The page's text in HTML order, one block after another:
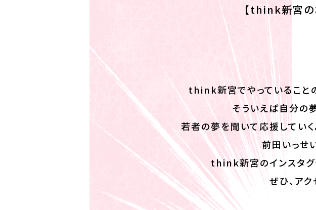
【think新宮の
think新宮でやっていること
そういえば自分の
若者の夢を聞いて応援してい
前田いっせ
think新宮のインスタグ
ぜひ、アク